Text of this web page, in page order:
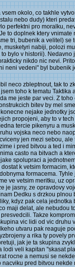
vsem okolo, co takhle
nebo dudy) kteri
perfektni pro moralku,
to doplnek ktery
tri, bubenik a velitel)
musketyri nabiji, polozi
bylo v historii).
nikdo nic nevi.
neni vedeni" byl bubenik
neco zbleptnout, tak to
toho k tematu
me jeste par veci. Z
bitev by mel
nejake jednotky
propojeni, aby to v
tercie pikenyru a
vojska neco nebo
jen mezi sebou,
i pred bitvou a ted i
casto na bitvach a
spolupraci a
k vetsim formacim,
formacema.
ve vetsim meritku, uz
je jasny, ze opravdovy
Dedku s drzkou
kdyz pak cela
maji delat, ale nebudou
Takze
vic lidi od vic
utvaru pak reaguje
a rika ty povely
jak je ta skupina
lodi veli kapitan "skasat
rocne a nemusi se
pred bitvou nekde